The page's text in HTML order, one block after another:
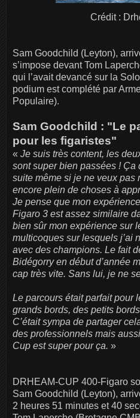
Crédit :
Sam Goodchild (Leyton),
s’impose devant Tom
qui l’avait devancé sur la
podium est complété par
Populaire).
Sam Goodchild : "Le
pour les figaristes"
« Je suis très content, les
sont super bien passées ! Ça
suite même si je ne veux pas
encore plein de choses à
Je pense que mon
Figaro 3 est assez similaire
bien sûr mon expérience sur
multicoques sur lesquels j’ai
avec des champions. Le fait
Bidégorry en début d’année
cap très vite. Sans lui, je ne
Le parcours était parfait pour
grands bords, des petits
C’était sympa de partager
des professionnels mais
Cup est super pour ça. »
DRHEAM-CUP 400-Figaro
Sam Goodchild (Leyton),
2 heures 51 minutes et 40